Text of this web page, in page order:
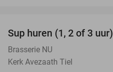
Sup huren (1, 2 of 3 uur)
Brasserie NU
Kerk Avezaath Tiel